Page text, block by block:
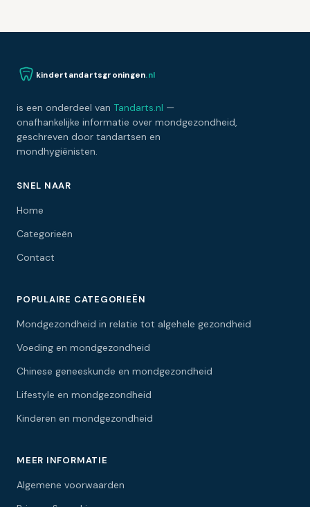
kindertandartsgroningen.nl
is een onderdeel van Tandarts.nl —
onafhankelijke informatie over mondgezondheid,
geschreven door tandartsen en
mondhygiënisten.
SNEL NAAR
Home
Categorieën
Contact
POPULAIRE CATEGORIEËN
Mondgezondheid in relatie tot algehele gezondheid
Voeding en mondgezondheid
Chinese geneeskunde en mondgezondheid
Lifestyle en mondgezondheid
Kinderen en mondgezondheid
MEER INFORMATIE
Algemene voorwaarden